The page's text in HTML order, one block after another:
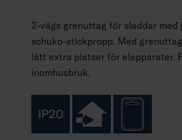
2-vägs grenuttag för sladdar med
schuko-stickpropp. Med
lätt extra platser för elapparater.
inomhusbruk.